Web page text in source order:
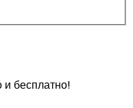
и бесплатно!